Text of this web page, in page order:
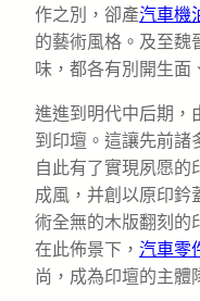
作之別，卻產汽車機
的藝術風格。及至魏
味，都各有別開生面
進進到明代中后期，
到印壇。這讓先前諸
自此有了實現夙愿的
成風，并創以原印鈐
術全無的木版翻刻的
在此佈景下， 汽車零
尚，成為印壇的主體